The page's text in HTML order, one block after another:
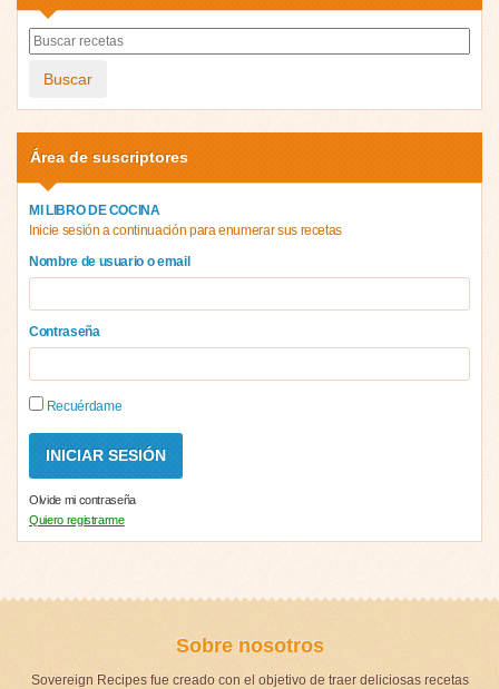
Buscar
Área de suscriptores
MI LIBRO DE COCINA
Inicie sesión a continuación para enumerar sus recetas
Nombre de usuario o email
Contraseña
Recuérdame
Olvide mi contraseña
Quiero registrarme
Sobre nosotros
Sovereign Recipes fue creado con el objetivo de traer deliciosas recetas